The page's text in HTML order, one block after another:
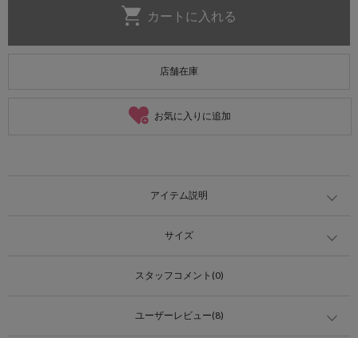
店舗在庫
お気に入りに追加
アイテム説明
サイズ
スタッフコメント(0)
ユーザーレビュー(8)